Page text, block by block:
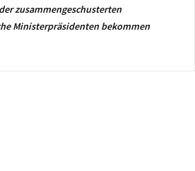
zusammengeschusterten
Ministerpräsidenten bekommen